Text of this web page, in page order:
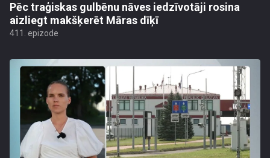
Pēc traģiskas gulbēnu nāves iedzīvotāji rosina
aizliegt makšķerēt Māras dīķī
411. epizode